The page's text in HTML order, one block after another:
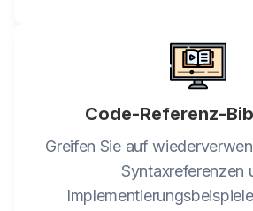
Code-Referenz-
Greifen Sie auf
Syntaxreferenzen